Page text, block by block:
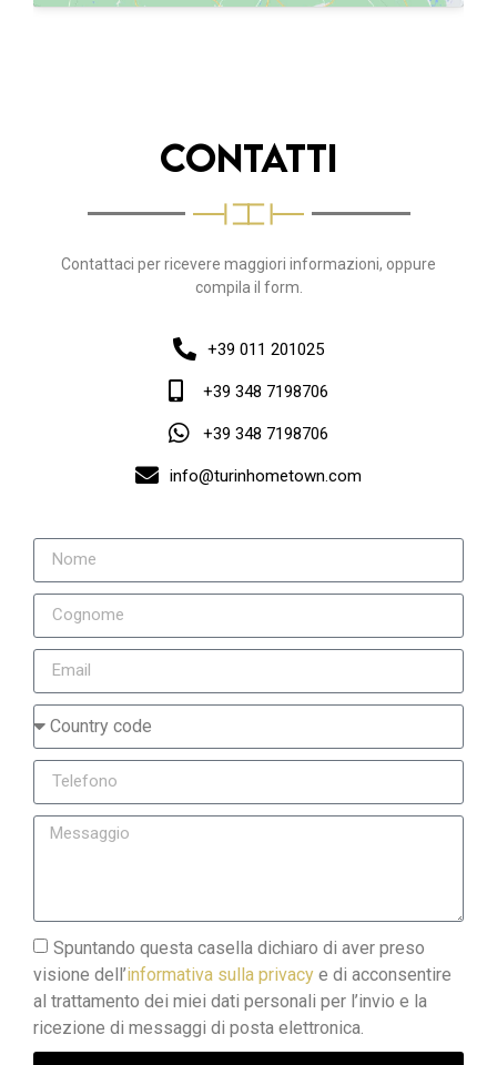
Contatti
Contattaci per ricevere maggiori informazioni, oppure
compila il form.
+39 011 201025
+39 348 7198706
+39 348 7198706
info@turinhometown.com
Spuntando questa casella dichiaro di aver preso
visione dell’informativa sulla privacy e di acconsentire
al trattamento dei miei dati personali per l’invio e la
ricezione di messaggi di posta elettronica.